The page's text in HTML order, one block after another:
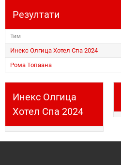
Резултати
Тим
Инекс Олгица Хотел Спа 2024
Рома Топаана
Инекс Олгица
Хотел Спа 2024